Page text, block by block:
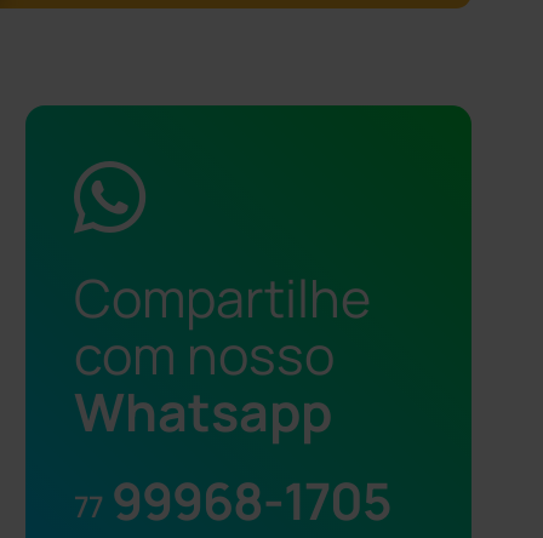
Compartilhe
com nosso
Whatsapp
77 99968-1705